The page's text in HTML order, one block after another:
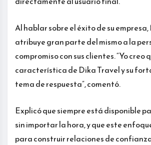
Al hablar sobre el éxito de su
atribuye gran parte del mismo a la
compromiso con sus clientes. “Yo creo
característica de Dika Travel y su
tema de respuesta”, comentó.
Explicó que siempre está disponible
sin importar la hora, y que este
para construir relaciones de